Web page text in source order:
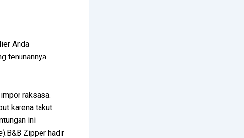
Anda
tenunannya
raksasa.
karena takut
ini
).B&B Zipper hadir